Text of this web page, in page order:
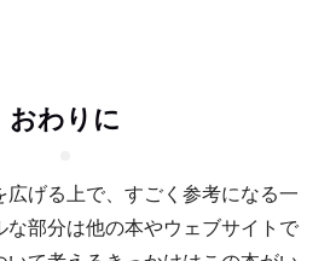
おわりに
広げる上で、すごく参考になる一
な部分は他の本やウェブサイトで